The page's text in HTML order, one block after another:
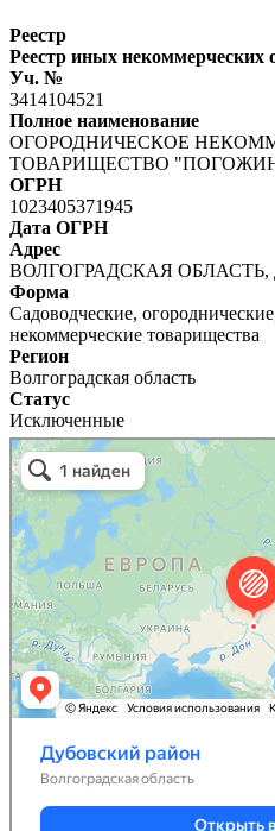
Реестр
Реестр иных некоммерческих
Уч. №
3414104521
Полное наименование
ОГОРОДНИЧЕСКОЕ
ТОВАРИЩЕСТВО
ОГРН
1023405371945
Дата ОГРН
Адрес
ВОЛГОГРАДСКАЯ
Форма
Садоводческие,
некоммерческие товарищества
Регион
Волгоградская область
Статус
Исключенные